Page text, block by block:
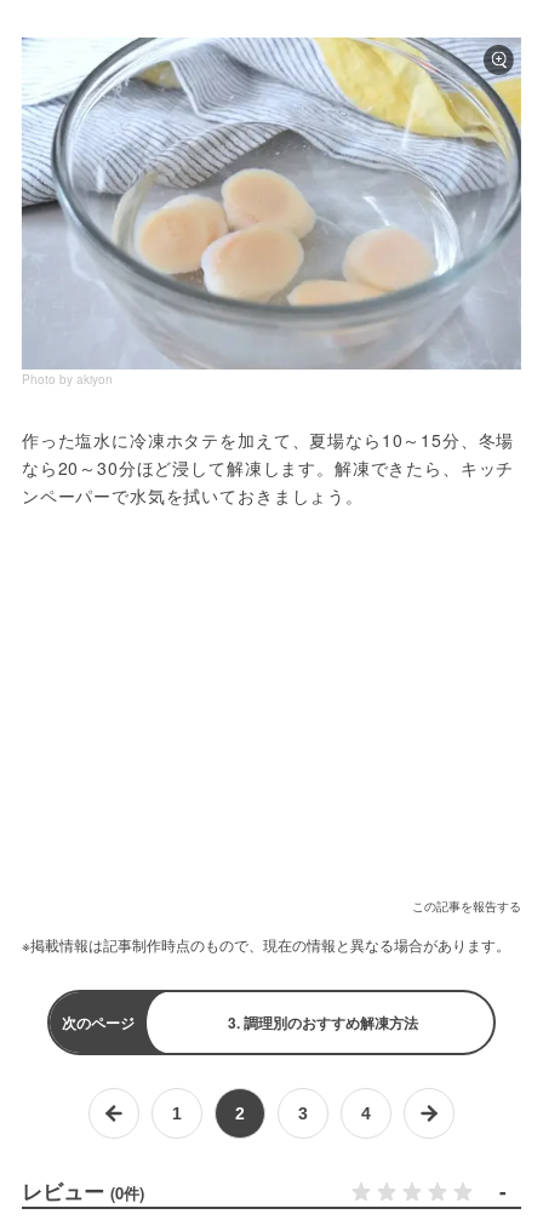
Photo by akiyon
作った塩水に冷凍ホタテを加えて、夏場なら10～15分、冬場
なら20～30分ほど浸して解凍します。解凍できたら、キッチ
ンペーパーで水気を拭いておきましょう。
この記事を報告する
※掲載情報は記事制作時点のもので、現在の情報と異なる場合があります。
次のページ 3. 調理別のおすすめ解凍方法
1 2 3 4
レビュー (0件) -